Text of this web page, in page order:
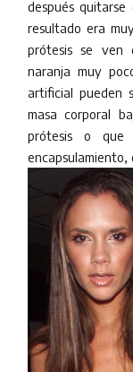
después
resultado era
prótesis se ven
naranja muy
artificial pueden
masa corporal
prótesis o que
encapsulamiento,